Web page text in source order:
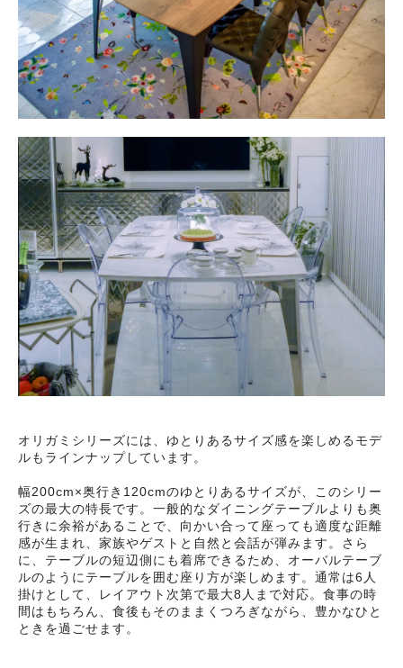
オリガミシリーズには、ゆとりあるサイズ感を楽しめるモデ
ルもラインナップしています。
幅200cm×奥行き120cmのゆとりあるサイズが、このシリー
ズの最大の特長です。一般的なダイニングテーブルよりも奥
行きに余裕があることで、向かい合って座っても適度な距離
感が生まれ、家族やゲストと自然と会話が弾みます。さら
に、テーブルの短辺側にも着席できるため、オーバルテーブ
ルのようにテーブルを囲む座り方が楽しめます。通常は6人
掛けとして、レイアウト次第で最大8人まで対応。食事の時
間はもちろん、食後もそのままくつろぎながら、豊かなひと
ときを過ごせます。